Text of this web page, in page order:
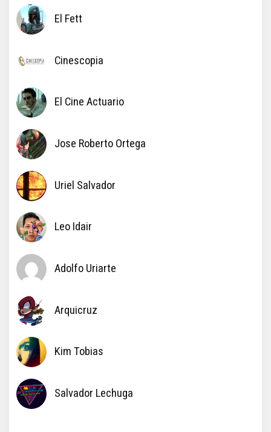
El Fett
Cinescopia
El Cine Actuario
Jose Roberto Ortega
Uriel Salvador
Leo Idair
Adolfo Uriarte
Arquicruz
Kim Tobias
Salvador Lechuga